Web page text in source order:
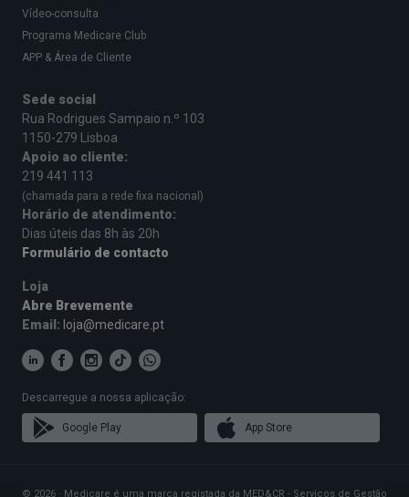
Vídeo-consulta
Programa Medicare Club
APP & Área de Cliente
Sede social
Rua Rodrigues Sampaio n.º 103
1150-279 Lisboa
Apoio ao cliente:
219 441 113
(chamada para a rede fixa nacional)
Horário de atendimento:
Dias úteis das 8h às 20h
Formulário de contacto
Loja
Abre Brevemente
Email: loja@medicare.pt
Descarregue a nossa aplicação:
Google Play App Store
© 2026 · Medicare é uma marca registada da MED&CR - Serviços de Gestão